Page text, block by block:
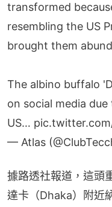
transformed
resembling the US
brought them
The albino buffalo
on social media
US…
— Atlas
據路透社報道，這頭
達卡（Dhaka）附近